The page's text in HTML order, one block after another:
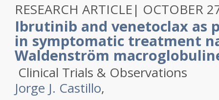
RESEARCH ARTICLE| OCTOBER
Ibrutinib and venetoclax as
in symptomatic treatment
Waldenström
Clinical Trials & Observations
Jorge J. Castillo,